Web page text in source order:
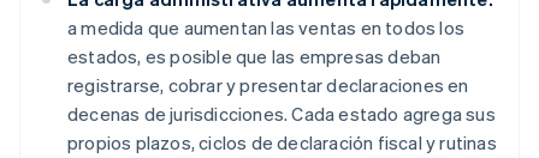
a medida que aumentan las ventas en todos los
estados, es posible que las empresas deban
registrarse, cobrar y presentar declaraciones en
decenas de jurisdicciones. Cada estado agrega sus
propios plazos, ciclos de declaración fiscal y rutinas